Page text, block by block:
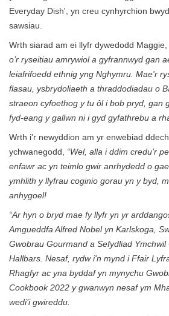
Everyday Dish', yn creu cynhyrchion
sawsiau.
Wrth siarad am ei llyfr dywedodd Maggie,
o’r ryseitiau amrywiol a gyfrannwyd gan
leiafrifoedd ethnig yng Nghymru. Mae'r
flasau, ysbrydoliaeth a thraddodiadau o
straeon cyfoethog y tu ôl i bob pryd, gan
fyd-eang y gallwn ni i gyd gyfathrebu a
Wrth i'r newyddion am yr enwebiad
ychwanegodd, “Wel, alla i ddim credu’r
enfawr ac yn teimlo gwir anrhydedd o
ymhlith y llyfrau coginio gorau yn y byd,
anhygoel!
“Ar hyn o bryd mae fy llyfr yn yr
Amgueddfa Alfred Nobel yn Karlskoga,
Gwobrau Gourmand a Sefydliad Ymchwil
Hallbars. Nesaf, rydw i'n mynd i Ffair
Rhagfyr ac yna byddaf yn mynychu
Cookbook 2022 y gwanwyn nesaf ym
wedi’i gwireddu.